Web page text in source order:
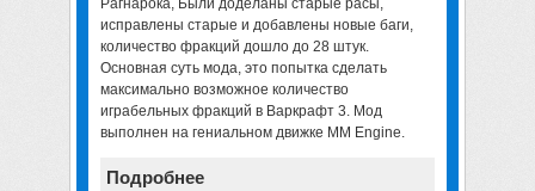
исправлены старые и добавлены новые баги,
количество фракций дошло до 28 штук.
Основная суть мода, это попытка сделать
максимально возможное количество
играбельных фракций в Варкрафт 3. Мод
выполнен на гениальном движке MM Engine.
Подробнее